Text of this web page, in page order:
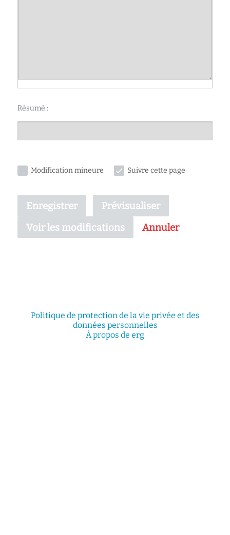
Résumé :
Modification mineure Suivre cette page
Enregistrer
Prévisualiser
Voir les modifications
Annuler
Politique de protection de la vie privée et des
données personnelles
À propos de erg